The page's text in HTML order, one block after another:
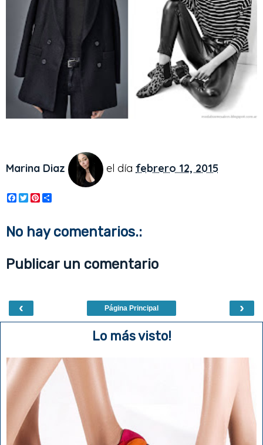
Marina Diaz el día febrero 12, 2015
F
a
e
b
k
T
w
t
t
P
t
e
s
t
r
e
No hay comentarios.:
Publicar un comentario
‹ ›
Página Principal
Lo más visto!